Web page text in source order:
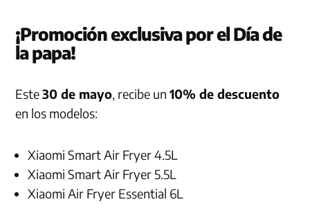
¡Promoción exclusiva por el Día de
la papa!
Este30 de mayo, recibe un10% de descuento
en los modelos:
Xiaomi Smart Air Fryer 4.5L
Xiaomi Smart Air Fryer 5.5L
Xiaomi Air Fryer Essential 6L